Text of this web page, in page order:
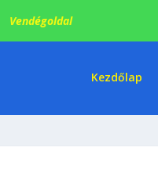
Vendégoldal
Kezdőlap